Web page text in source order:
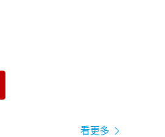
看更多